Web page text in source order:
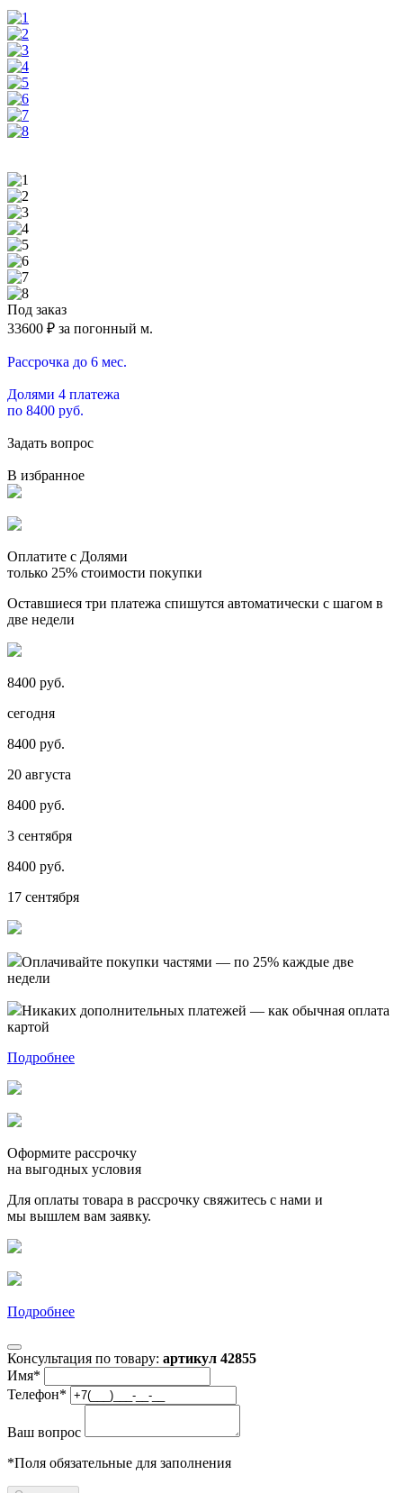
Под заказ
33600 ₽ за погонный м.
Рассрочка до 6 мес.
Долями 4 платежа
по 8400 руб.
Задать вопрос
В избранное
Оплатите с Долями
только 25% стоимости покупки
Оставшиеся три платежа спишутся автоматически с шагом в
две недели
8400 руб.
сегодня
8400 руб.
20 августа
8400 руб.
3 сентября
8400 руб.
17 сентября
Оплачивайте покупки частями — по 25% каждые две
недели
Никаких дополнительных платежей — как обычная оплата
картой
Подробнее
Оформите рассрочку
на выгодных условия
Для оплаты товара в рассрочку свяжитесь с нами и
мы вышлем вам заявку.
Подробнее
Консультация по товару: артикул 42855
Имя*
Телефон*
Ваш вопрос
*Поля обязательные для заполнения